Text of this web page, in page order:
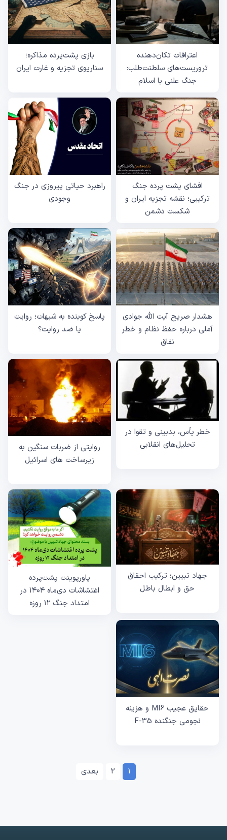
اعترافات تکان‌دهنده
تروریست‌های سلطنت‌طلب:
جنگ علنی با اسلام
بازی پشت‌پرده مذاکره؛
سناریوی تجزیه و غارت ایران
افشای پشت پرده جنگ
ترکیبی؛ نقشه تجزیه ایران و
شکست دشمن
راهبرد حیاتی پیروزی در جنگ
وجودی
هشدار صریح آیت الله جوادی
آملی درباره حفظ نظام و خطر
نفاق
پاسخ کوبنده به شبهات؛ روایت
یا ضد روایت؟
خطر یأس، بدبینی و تقوا در
تحلیل‌های انقلابی
روایتی از ضربات سنگین به
زیرساخت های اسرائیل
جهاد تبیین؛ ترکیب احقاق
حق و ابطال باطل
پاورپوینت پشت‌پرده
اغتشاشات دی‌ماه ۱۴۰۴ در
امتداد جنگ ۱۲ روزه
حقایق عجیب MI6 و هزینه
نجومی جنگنده F-35
1
2 بعدی